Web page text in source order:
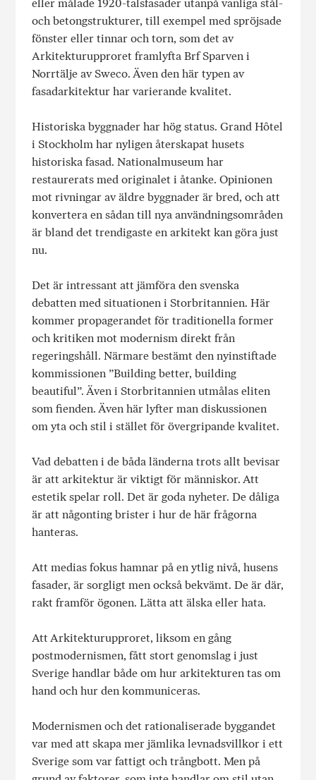
eller målade 1920-talsfasader utanpå vanliga stål-
och betongstrukturer, till exempel med spröjsade
fönster eller tinnar och torn, som det av
Arkitekturupproret framlyfta Brf Sparven i
Norrtälje av Sweco. Även den här typen av
fasadarkitektur har varierande kvalitet.
Historiska byggnader har hög status. Grand Hôtel
i Stockholm har nyligen återskapat husets
historiska fasad. Nationalmuseum har
restaurerats med originalet i åtanke. Opinionen
mot rivningar av äldre byggnader är bred, och att
konvertera en sådan till nya användningsområden
är bland det trendigaste en arkitekt kan göra just
nu.
Det är intressant att jämföra den svenska
debatten med situationen i Storbritannien. Här
kommer propagerandet för traditionella former
och kritiken mot modernism direkt från
regeringshåll. Närmare bestämt den nyinstiftade
kommissionen ”Building better, building
beautiful”. Även i Storbritannien utmålas eliten
som fienden. Även här lyfter man diskussionen
om yta och stil i stället för övergripande kvalitet.
Vad debatten i de båda länderna trots allt bevisar
är att arkitektur är viktigt för människor. Att
estetik spelar roll. Det är goda nyheter. De dåliga
är att någonting brister i hur de här frågorna
hanteras.
Att medias fokus hamnar på en ytlig nivå, husens
fasader, är sorgligt men också bekvämt. De är där,
rakt framför ögonen. Lätta att älska eller hata.
Att Arkitekturupproret, liksom en gång
postmodernismen, fått stort genomslag i just
Sverige handlar både om hur arkitekturen tas om
hand och hur den kommuniceras.
Modernismen och det rationaliserade byggandet
var med att skapa mer jämlika levnadsvillkor i ett
Sverige som var fattigt och trångbott. Men på